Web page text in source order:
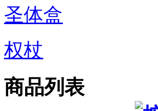
圣体盒
权杖
商品列表